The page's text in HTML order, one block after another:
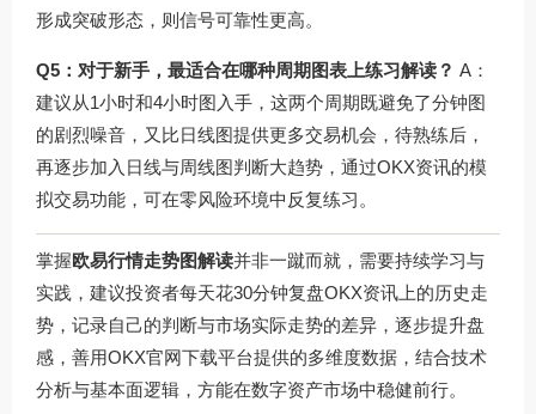
形成突破形态，则信号可靠性更高。
Q5：对于新手，最适合在哪种周期图表上练习解读？ A：
建议从1小时和4小时图入手，这两个周期既避免了分钟图
的剧烈噪音，又比日线图提供更多交易机会，待熟练后，
再逐步加入日线与周线图判断大趋势，通过OKX资讯的模
拟交易功能，可在零风险环境中反复练习。
掌握欧易行情走势图解读并非一蹴而就，需要持续学习与
实践，建议投资者每天花30分钟复盘OKX资讯上的历史走
势，记录自己的判断与市场实际走势的差异，逐步提升盘
感，善用OKX官网下载平台提供的多维度数据，结合技术
分析与基本面逻辑，方能在数字资产市场中稳健前行。